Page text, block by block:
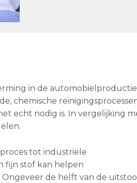
in de automobielproductie
chemische
echt nodig is. In vergelijking
tot industriële
fijn stof kan helpen
Ongeveer de helft van de